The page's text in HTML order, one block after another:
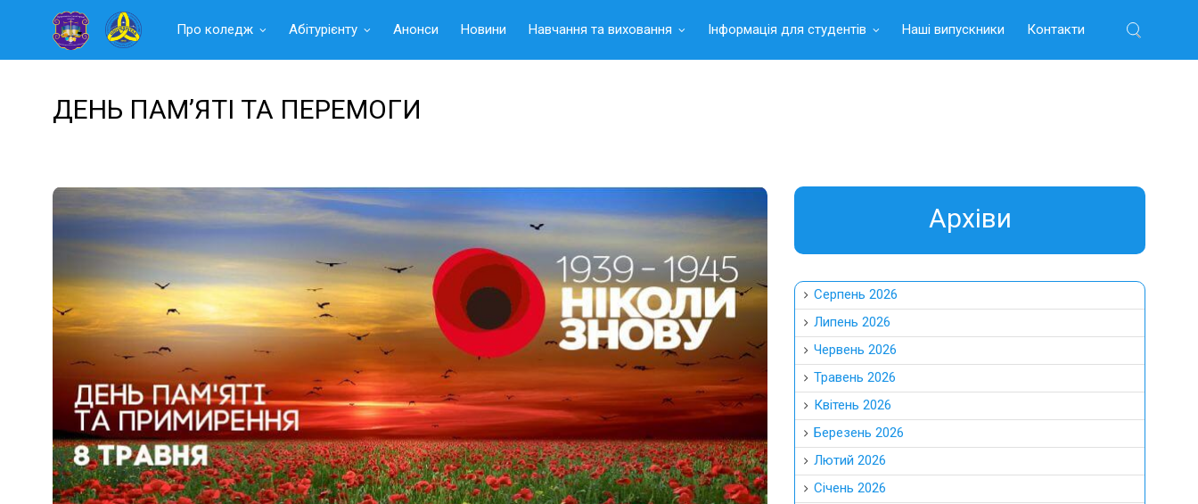
Читать
Про коледж Абітурієнту Анонси Новини Навчання та виховання Інформація для студентів Наші випускники Контакти
ДЕНЬ ПАМ’ЯТІ ТА ПЕРЕМОГИ
Aрхіви
Серпень 2026
Липень 2026
Червень 2026
Травень 2026
Квітень 2026
Березень 2026
Лютий 2026
Січень 2026